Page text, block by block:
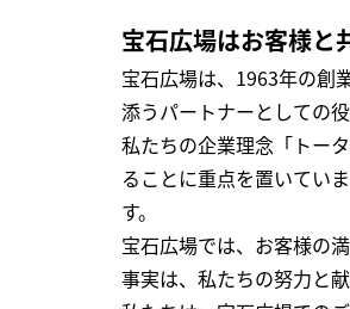
宝石広場はお客様と
宝石広場は、1963年の創
添うパートナーとしての役
私たちの企業理念「トー
ることに重点を置いてい
す。
宝石広場では、お客様の
事実は、私たちの努力と